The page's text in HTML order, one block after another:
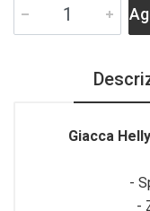
Giacca
-
-